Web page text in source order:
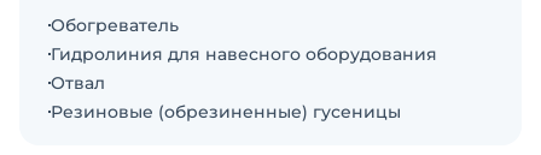
Обогреватель
Гидролиния для навесного оборудования
Отвал
Резиновые (обрезиненные) гусеницы